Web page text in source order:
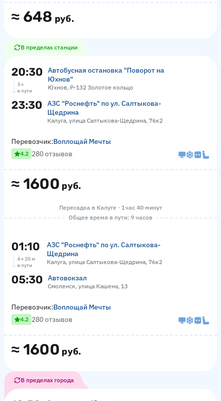
≈ 648 руб.
В пределах станции
20:30
Автобусная остановка "Поворот на
Юхнов"
Юхнов, Р-132 Золотое кольцо
3 ч
в пути
23:30
АЗС "Роснефть" по ул. Салтыкова-
Щедрина
Калуга, улица Салтыкова-Щедрина, 76к2
≈ 1600 руб.
Перевозчик:Воплощай Мечты
4.2 280 отзывов
Пересадка в Калуге · 1 час 40 минут
Общее время в пути: 9 часов
01:10
АЗС "Роснефть" по ул. Салтыкова-
Щедрина
Калуга, улица Салтыкова-Щедрина, 76к2
4 ч 20 м
в пути
05:30 Автовокзал
Смоленск, улица Кашена, 13
≈ 1600 руб.
Перевозчик:Воплощай Мечты
4.2 280 отзывов
В пределах города